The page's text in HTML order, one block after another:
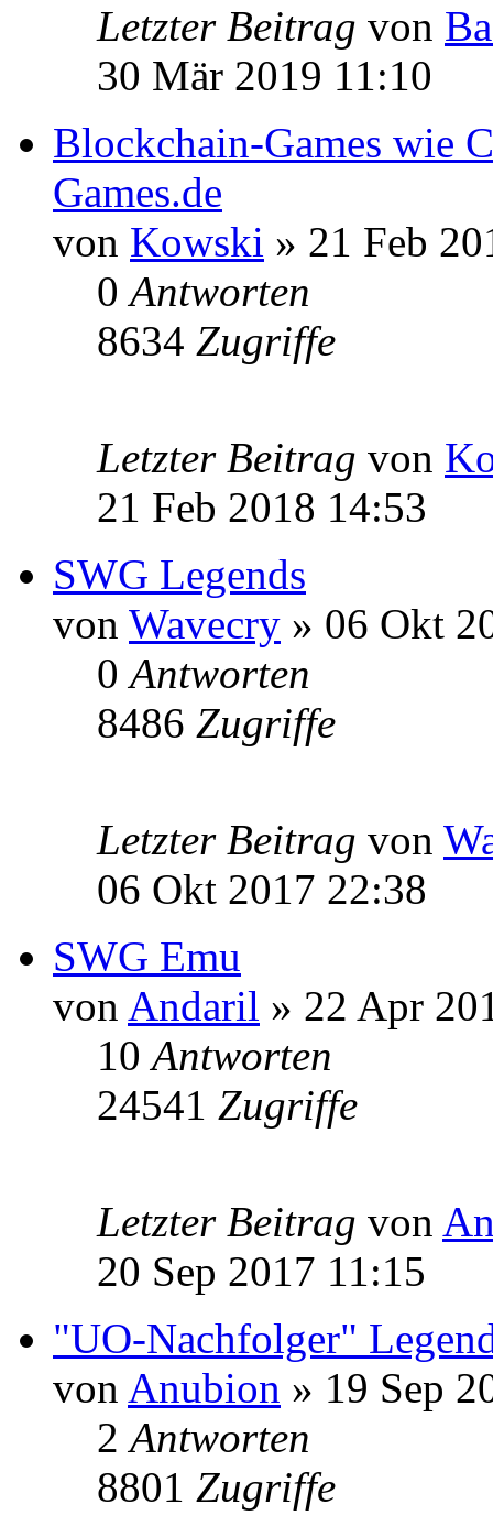
Letzter Beitrag von
30 Mär 2019 11:10
Blockchain-Games wie
Games.de
von Kowski » 21 Feb
0Antworten
8634 Zugriffe
Letzter Beitrag von
21 Feb 2018 14:53
SWG Legends
von Wavecry » 06 Okt
0Antworten
8486 Zugriffe
Letzter Beitrag von
06 Okt 2017 22:38
SWG Emu
von Andaril » 22 Apr
10Antworten
24541 Zugriffe
Letzter Beitrag von
20 Sep 2017 11:15
"UO-Nachfolger"
von Anubion » 19 Sep
2Antworten
8801 Zugriffe